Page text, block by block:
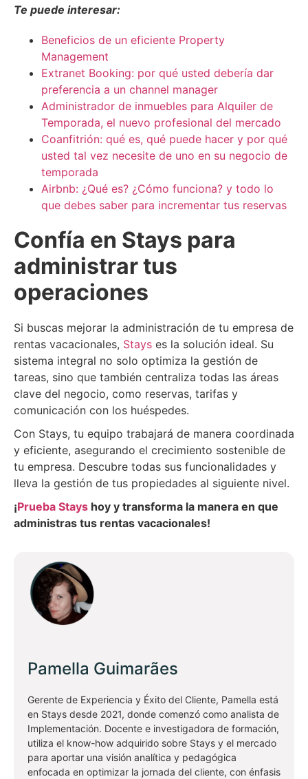
Te puede interesar:
Beneficios de un eficiente Property
Management
Extranet Booking: por qué usted debería dar
preferencia a un channel manager
Administrador de inmuebles para Alquiler de
Temporada, el nuevo profesional del mercado
Coanfitrión: qué es, qué puede hacer y por qué
usted tal vez necesite de uno en su negocio de
temporada
Airbnb: ¿Qué es? ¿Cómo funciona? y todo lo
que debes saber para incrementar tus reservas
Confía en Stays para
administrar tus
operaciones
Si buscas mejorar la administración de tu empresa de
rentas vacacionales, Stays es la solución ideal. Su
sistema integral no solo optimiza la gestión de
tareas, sino que también centraliza todas las áreas
clave del negocio, como reservas, tarifas y
comunicación con los huéspedes.
Con Stays, tu equipo trabajará de manera coordinada
y eficiente, asegurando el crecimiento sostenible de
tu empresa. Descubre todas sus funcionalidades y
lleva la gestión de tus propiedades al siguiente nivel.
¡Prueba Stays hoy y transforma la manera en que
administras tus rentas vacacionales!
Pamella Guimarães
Gerente de Experiencia y Éxito del Cliente, Pamella está
en Stays desde 2021, donde comenzó como analista de
Implementación. Docente e investigadora de formación,
utiliza el know-how adquirido sobre Stays y el mercado
para aportar una visión analítica y pedagógica
enfocada en optimizar la jornada del cliente, con énfasis